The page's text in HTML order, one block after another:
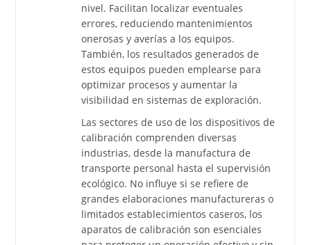
nivel. Facilitan localizar eventuales
errores, reduciendo mantenimientos
onerosas y averías a los equipos.
También, los resultados generados de
estos equipos pueden emplearse para
optimizar procesos y aumentar la
visibilidad en sistemas de exploración.
Las sectores de uso de los dispositivos de
calibración comprenden diversas
industrias, desde la manufactura de
transporte personal hasta el supervisión
ecológico. No influye si se refiere de
grandes elaboraciones manufactureras o
limitados establecimientos caseros, los
aparatos de calibración son esenciales